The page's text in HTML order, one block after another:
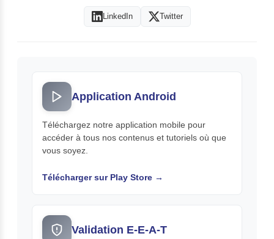
LinkedIn Twitter
Application Android
Téléchargez notre application mobile pour
accéder à tous nos contenus et tutoriels où que
vous soyez.
Télécharger sur Play Store →
Validation E-E-A-T